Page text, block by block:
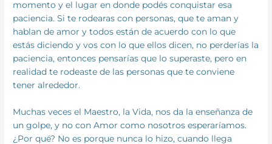
momento y el lugar en donde podés conquistar esa
paciencia. Si te rodearas con personas, que te aman y
hablan de amor y todos están de acuerdo con lo que
estás diciendo y vos con lo que ellos dicen, no perderías la
paciencia, entonces pensarías que lo superaste, pero en
realidad te rodeaste de las personas que te conviene
tener alrededor.
Muchas veces el Maestro, la Vida, nos da la enseñanza de
un golpe, y no con Amor como nosotros esperaríamos.
¿Por qué? No es porque nunca lo hizo, cuando llega